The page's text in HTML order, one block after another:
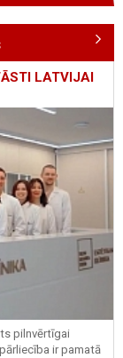
LATVIJAI
pilnvērtīgai
ir pamatā